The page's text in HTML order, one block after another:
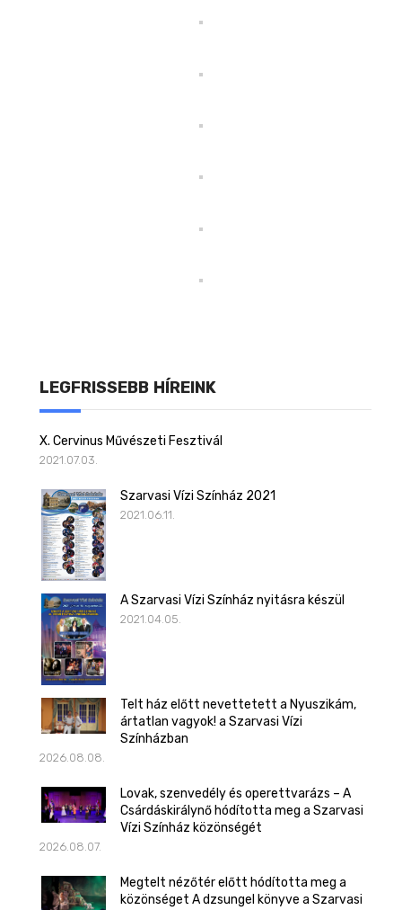
LEGFRISSEBB HÍREINK
X. Cervinus Művészeti Fesztivál
2021.07.03.
Szarvasi Vízi Színház 2021
2021.06.11.
A Szarvasi Vízi Színház nyitásra készül
2021.04.05.
Telt ház előtt nevettetett a Nyuszikám,
ártatlan vagyok! a Szarvasi Vízi
Színházban
2026.08.08.
Lovak, szenvedély és operettvarázs – A
Csárdáskirálynő hódította meg a Szarvasi
Vízi Színház közönségét
2026.08.07.
Megtelt nézőtér előtt hódította meg a
közönséget A dzsungel könyve a Szarvasi